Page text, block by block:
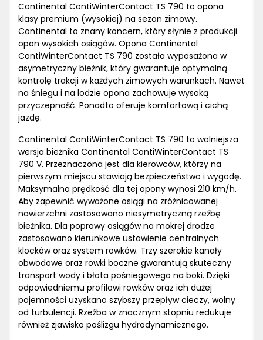
Continental ContiWinterContact TS 790 to opona
klasy premium (wysokiej) na sezon zimowy.
Continental to znany koncern, który słynie z produkcji
opon wysokich osiągów. Opona Continental
ContiWinterContact TS 790 została wyposażona w
asymetryczny bieżnik, który gwarantuje optymalną
kontrolę trakcji w każdych zimowych warunkach. Nawet
na śniegu i na lodzie opona zachowuje wysoką
przyczepność. Ponadto oferuje komfortową i cichą
jazdę.
Continental ContiWinterContact TS 790 to wolniejsza
wersja bieżnika Continental ContiWinterContact TS
790 V. Przeznaczona jest dla kierowców, którzy na
pierwszym miejscu stawiają bezpieczeństwo i wygodę.
Maksymalna prędkość dla tej opony wynosi 210 km/h.
Aby zapewnić wyważone osiągi na zróżnicowanej
nawierzchni zastosowano niesymetryczną rzeźbę
bieżnika. Dla poprawy osiągów na mokrej drodze
zastosowano kierunkowe ustawienie centralnych
klocków oraz system rowków. Trzy szerokie kanały
obwodowe oraz rowki boczne gwarantują skuteczny
transport wody i błota pośniegowego na boki. Dzięki
odpowiedniemu profilowi rowków oraz ich dużej
pojemności uzyskano szybszy przepływ cieczy, wolny
od turbulencji. Rzeźba w znacznym stopniu redukuje
również zjawisko poślizgu hydrodynamicznego.